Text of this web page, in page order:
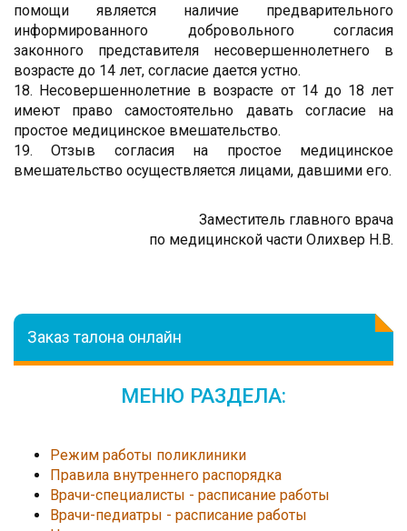
помощи является наличие предварительного
информированного добровольного согласия
законного представителя несовершеннолетнего в
возрасте до 14 лет, согласие дается устно.
18. Несовершеннолетние в возрасте от 14 до 18 лет
имеют право самостоятельно давать согласие на
простое медицинское вмешательство.
19. Отзыв согласия на простое медицинское
вмешательство осуществляется лицами, давшими его.
Заместитель главного врача
по медицинской части Олихвер Н.В.
Заказ талона онлайн
МЕНЮ РАЗДЕЛА:
Режим работы поликлиники
Правила внутреннего распорядка
Врачи-специалисты - расписание работы
Врачи-педиатры - расписание работы